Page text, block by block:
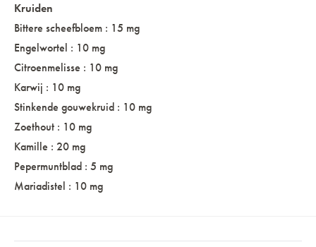
Kruiden
Bittere scheefbloem : 15 mg
Engelwortel : 10 mg
Citroenmelisse : 10 mg
Karwij : 10 mg
Stinkende gouwekruid : 10 mg
Zoethout : 10 mg
Kamille : 20 mg
Pepermuntblad : 5 mg
Mariadistel : 10 mg